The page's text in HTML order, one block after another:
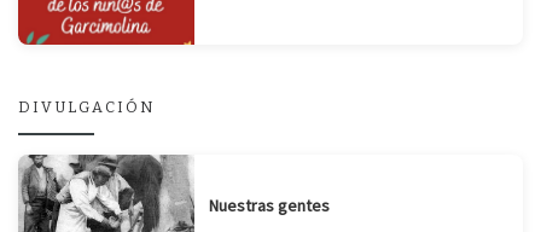
DIVULGACIÓN
Nuestras gentes